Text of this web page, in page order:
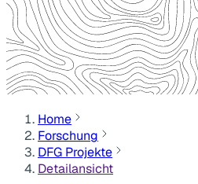
Home
Forschung
DFG Projekte
Detailansicht